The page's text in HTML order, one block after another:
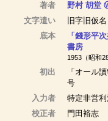
著者 野村 胡堂
文字遣い
旧字旧仮名
底本
「錢形平
書房
1953（昭和
初出
「オール
号
入力者
特定非営
校正者
門田裕志